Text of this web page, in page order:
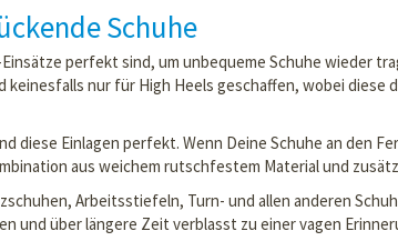
Schuhe
perfekt sind, um unbequeme Schuhe wieder
nur für High Heels geschaffen, wobei
diese Einlagen perfekt. Wenn Deine Schuhe an den
aus weichem rutschfestem Material und
Arbeitsstiefeln, Turn- und allen anderen
und über längere Zeit verblasst zu einer vagen